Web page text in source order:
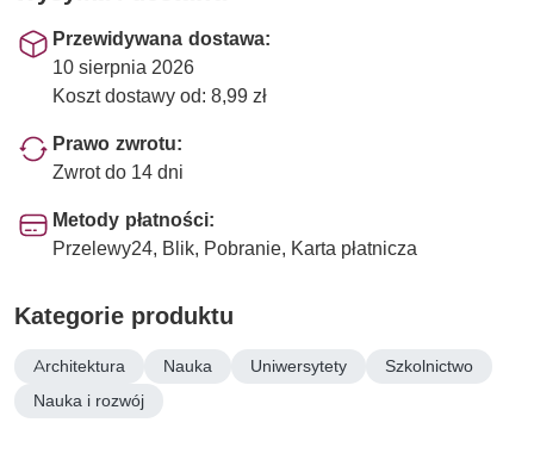
Przewidywana dostawa:
10 sierpnia 2026
Koszt dostawy od: 8,99 zł
Prawo zwrotu:
Zwrot do 14 dni
Metody płatności:
Przelewy24, Blik, Pobranie, Karta płatnicza
Kategorie produktu
Architektura Nauka Uniwersytety
Szkolnictwo
Nauka i rozwój